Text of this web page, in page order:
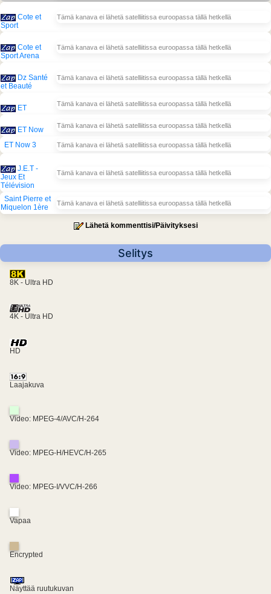
Cote et
Sport
Tämä kanava ei lähetä satelliitissa euroopassa tällä hetkellä
Cote et
Sport Arena
Tämä kanava ei lähetä satelliitissa euroopassa tällä hetkellä
Dz Santé
et Beauté
Tämä kanava ei lähetä satelliitissa euroopassa tällä hetkellä
ET Tämä kanava ei lähetä satelliitissa euroopassa tällä hetkellä
ET Now Tämä kanava ei lähetä satelliitissa euroopassa tällä hetkellä
ET Now 3 Tämä kanava ei lähetä satelliitissa euroopassa tällä hetkellä
J.E.T -
Jeux Et
Télévision
Tämä kanava ei lähetä satelliitissa euroopassa tällä hetkellä
Saint Pierre et
Miquelon 1ère
Tämä kanava ei lähetä satelliitissa euroopassa tällä hetkellä
Lähetä kommenttisi/Päivityksesi
Selitys
8K - Ultra HD
4K - Ultra HD
HD
Laajakuva
Video: MPEG-4/AVC/H-264
Video: MPEG-H/HEVC/H-265
Video: MPEG-I/VVC/H-266
Vapaa
Encrypted
Näyttää ruutukuvan